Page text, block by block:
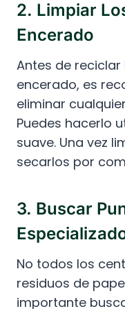
2. Limpiar
Encerado
Antes de
encerado, es
eliminar
Puedes hacerlo
suave. Una vez
secarlos por
3. Buscar
No todos los
residuos de
importante